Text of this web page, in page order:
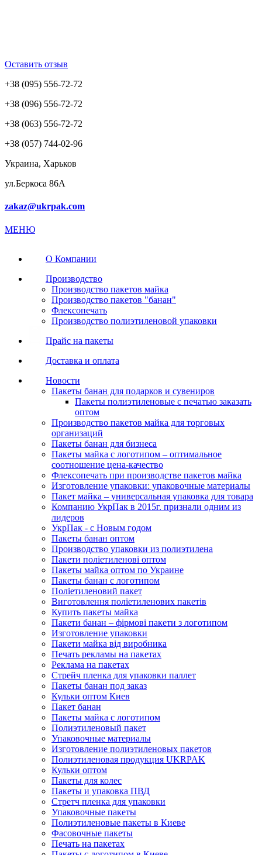
Оставить отзыв
+38 (095) 556-72-72
+38 (096) 556-72-72
+38 (063) 556-72-72
+38 (057) 744-02-96
Украина, Харьков
ул.Беркоса 86А
zakaz@ukrpak.com
МЕНЮ
О Компании
Производство
Производство пакетов майка
Производство пакетов "банан"
Флексопечать
Производство полиэтиленовой упаковки
Прайс на пакеты
Доставка и оплата
Новости
Пакеты банан для подарков и сувениров
Пакеты полиэтиленовые с печатью заказать
оптом
Производство пакетов майка для торговых
организаций
Пакеты банан для бизнеса
Пакеты майка с логотипом – оптимальное
соотношение цена-качество
Флексопечать при производстве пакетов майка
Изготовление упаковки: упаковочные материалы
Пакет майка – универсальная упаковка для товара
Компанию УкрПак в 2015г. признали одним из
лидеров
УкрПак - с Новым годом
Пакеты банан оптом
Производство упаковки из полиэтилена
Пакети поліетиленові оптом
Пакеты майка оптом по Украине
Пакеты банан с логотипом
Поліетиленовий пакет
Виготовлення поліетиленових пакетів
Купить пакеты майка
Пакети банан – фірмові пакети з логотипом
Изготовление упаковки
Пакети майка від виробника
Печать рекламы на пакетах
Реклама на пакетах
Стрейч пленка для упаковки паллет
Пакеты банан под заказ
Кульки оптом Киев
Пакет банан
Пакеты майка с логотипом
Полиэтиленовый пакет
Упаковочные материалы
Изготовление полиэтиленовых пакетов
Полиэтиленовая продукция UKRPAK
Кульки оптом
Пакеты для колес
Пакеты и упаковка ПВД
Стретч пленка для упаковки
Упаковочные пакеты
Полиэтиленовые пакеты в Киеве
Фасовочные пакеты
Печать на пакетах